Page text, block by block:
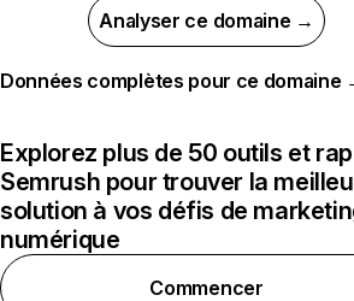
Analyser ce domaine →
Données complètes pour ce domaine
Explorez plus de 50 outils et
Semrush pour trouver la
solution à vos défis de
numérique
Commencer